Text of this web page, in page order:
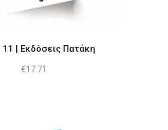
11 | Εκδόσεις Πατάκη
€17.71